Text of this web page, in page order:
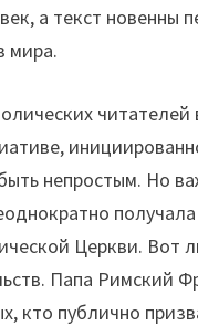
а текст новенны
мира.
читателей
непростым. Но
Церкви. Вот
Папа Римский
кто публично